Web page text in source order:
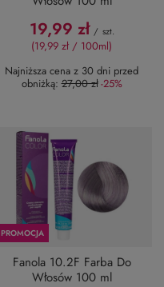
19,99 zł / szt.
(19,99 zł / 100ml)
Najniższa cena z 30 dni przed
obniżką:27,00 zł-25%
PROMOCJA
Fanola 10.2F Farba Do
Włosów 100 ml